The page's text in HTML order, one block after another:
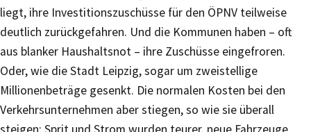
liegt, ihre Investitionszuschüsse für den ÖPNV teilweise
deutlich zurückgefahren. Und die Kommunen haben – oft
aus blanker Haushaltsnot – ihre Zuschüsse eingefroren.
Oder, wie die Stadt Leipzig, sogar um zweistellige
Millionenbeträge gesenkt. Die normalen Kosten bei den
Verkehrsunternehmen aber stiegen, so wie sie überall